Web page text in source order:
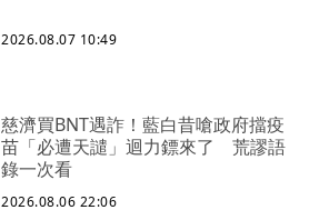
2026.08.07 10:49
慈濟買BNT遇詐！藍白昔嗆政府擋疫
苗「必遭天譴」迴力鏢來了 荒謬語
錄一次看
2026.08.06 22:06